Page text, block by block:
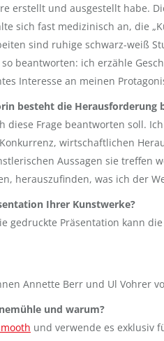
erstellt und ausgestellt habe.
sich fast medizinisch an, die
sind ruhige schwarz-weiß
so beantworten: ich erzähle
Interesse an meinen
besteht die Herausforderung
Frage beantworten soll.
wirtschaftlichen
Aussagen sie treffen
herauszufinden, was ich der
Ihrer Kunstwerke?
gedruckte Präsentation kann
Annette Berr und Ul Vohrer
und warum?
und verwende es exklusiv